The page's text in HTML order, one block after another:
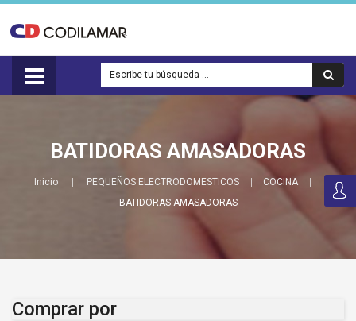
BATIDORAS AMASADORAS
Inicio PEQUEÑOS ELECTRODOMESTICOS
COCINA
BATIDORAS AMASADORAS
Comprar por